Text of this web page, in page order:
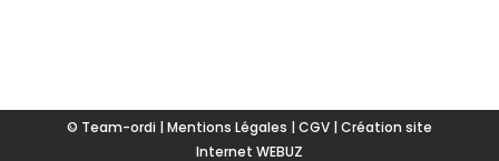
© Team-ordi | Mentions Légales | CGV| Création site
Internet WEBUZ